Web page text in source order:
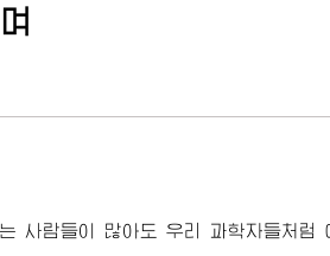
사람들이 많아도 우리 과학자들처럼